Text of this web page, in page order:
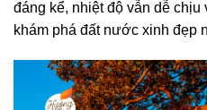
đáng kể, nhiệt độ vẫn dễ
khám phá đất nước xinh đẹp